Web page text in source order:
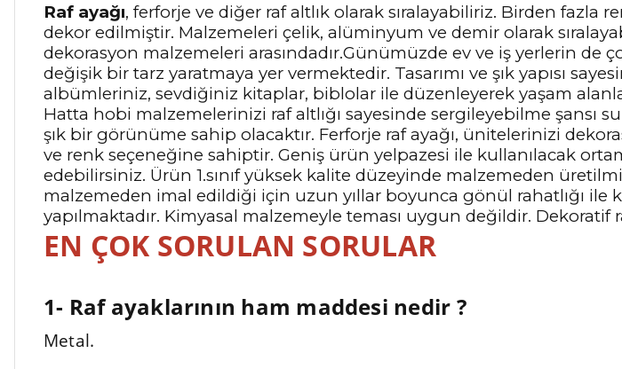
Raf ayağı, ferforje ve diğer raf altlık olarak sıralayabiliriz. Birden fazla
dekor edilmiştir. Malzemeleri çelik, alüminyum ve demir olarak
dekorasyon malzemeleri arasındadır.Günümüzde ev ve iş yerlerin de
değişik bir tarz yaratmaya yer vermektedir. Tasarımı ve şık yapısı
albümleriniz, sevdiğiniz kitaplar, biblolar ile düzenleyerek yaşam
Hatta hobi malzemelerinizi raf altlığı sayesinde sergileyebilme şansı
şık bir görünüme sahip olacaktır. Ferforje raf ayağı, ünitelerinizi
ve renk seçeneğine sahiptir. Geniş ürün yelpazesi ile kullanılacak
edebilirsiniz. Ürün 1.sınıf yüksek kalite düzeyinde malzemeden
malzemeden imal edildiği için uzun yıllar boyunca gönül rahatlığı
yapılmaktadır. Kimyasal malzemeyle teması uygun değildir. Dekoratif
EN ÇOK SORULAN SORULAR
1- Raf ayaklarının ham maddesi nedir ?
Metal.